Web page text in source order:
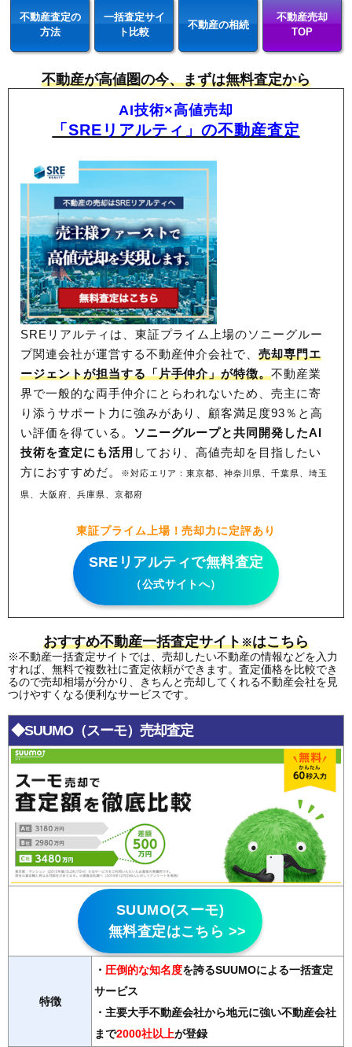
不動産査定の
方法
一括査定サイ
ト比較
不動産の相続
不動産売却
TOP
不動産が高値圏の今、まずは無料査定から
AI技術×高値売却
「SREリアルティ」の不動産査定
SREリアルティは、東証プライム上場のソニーグルー
プ関連会社が運営する不動産仲介会社で、売却専門エ
ージェントが担当する「片手仲介」が特徴。不動産業
界で一般的な両手仲介にとらわれないため、売主に寄
り添うサポート力に強みがあり、顧客満足度93％と高
い評価を得ている。 ソニーグループと共同開発したAI
技術を査定にも活用 しており、高値売却を目指したい
方におすすめだ。
※対応エリア：東京都、神奈川県、千葉県、埼玉
県、大阪府、兵庫県、京都府
東証プライム上場！売却力に定評あり
SREリアルティで無料査定
（公式サイトへ）
おすすめ不動産一括査定サイト※はこちら
※不動産一括査定サイトでは、売却したい不動産の情報などを入力
すれば、無料で複数社に査定依頼ができます。査定価格を比較でき
るので売却相場が分かり、きちんと売却してくれる不動産会社を見
つけやすくなる便利なサービスです。
◆SUUMO（スーモ）売却査定
SUUMO(スーモ)
無料査定はこちら >>
特徴
・ 圧倒的な知名度を誇るSUUMOによる一括査定
サービス
・主要大手不動産会社から地元に強い不動産会社
まで2000社以上が登録